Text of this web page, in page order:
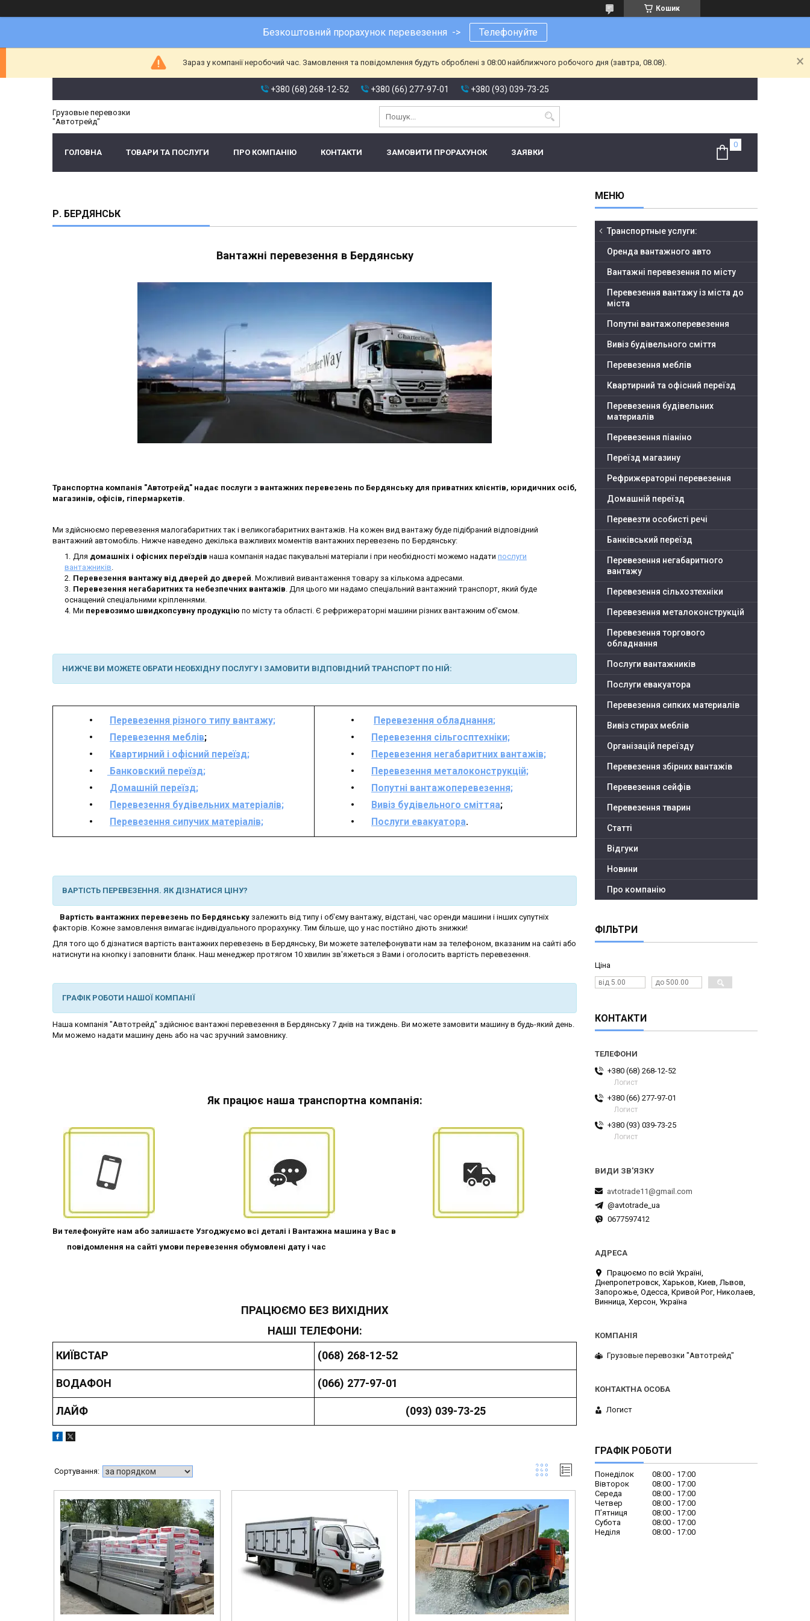
Кошик
Безкоштовний прорахунок перевезення -> Телефонуйте
Зараз у компанії неробочий час. Замовлення та повідомлення будуть оброблені з 08:00 найближчого робочого дня (завтра, 08.08).
+380 (68) 268-12-52 +380 (66) 277-97-01 +380 (93) 039-73-25
Грузовые перевозки
"Автотрейд"
ГОЛОВНА ТОВАРИ ТА ПОСЛУГИ ПРО КОМПАНІЮ КОНТАКТИ ЗАМОВИТИ ПРОРАХУНОК ЗАЯВКИ
Р. БЕРДЯНСЬК
Вантажні перевезення в Бердянську
Транспортна компанія "Автотрейд" надає послуги з вантажних перевезень по Бердянську для приватних клієнтів, юридичних осіб,
магазинів, офісів, гіпермаркетів.
Ми здійснюємо перевезення малогабаритних так і великогабаритних вантажів. На кожен вид вантажу буде підібраний відповідний
вантажний автомобіль. Нижче наведено декілька важливих моментів вантажних перевезень по Бердянську:
Для домашніх і офісних переїздів наша компанія надає пакувальні матеріали і при необхідності можемо надати послуги
вантажників
Перевезення вантажу від дверей до дверей . Можливий вивантаження товару за кількома адресами.
Перевезення негабаритних та небезпечних вантажів . Для цього ми надамо спеціальний вантажний транспорт, який буде
оснащений спеціальними кріпленнями.
Ми перевозимо швидкопсувну продукцію по місту та області. Є рефрижераторні машини різних вантажним об'ємом.
НИЖЧЕ ВИ МОЖЕТЕ ОБРАТИ НЕОБХІДНУ ПОСЛУГУ І ЗАМОВИТИ ВІДПОВІДНИЙ ТРАНСПОРТ ПО НІЙ:
Перевезення різного типу вантажу;
Перевезення меблів;
Квартирний і офісний переїзд;
Банковский переїзд;
Домашній переїзд;
Перевезення будівельних матеріалів;
Перевезення сипучих матеріалів;
Перевезення обладнання;
Перевезення сільгосптехніки;
Перевезення негабаритних вантажів;
Перевезення металоконструкцій;
Попутні вантажоперевезення;
Вивіз будівельного сміттяа;
Послуги евакуатора.
ВАРТІСТЬ ПЕРЕВЕЗЕННЯ. ЯК ДІЗНАТИСЯ ЦІНУ?
Вартість вантажних перевезень по Бердянську залежить від типу і об'єму вантажу, відстані, час оренди машини і інших супутніх
факторів. Кожне замовлення вимагає індивідуального прорахунку. Тим більше, що у нас постійно діють знижки!
Для того що б дізнатися вартість вантажних перевезень в Бердянську, Ви можете зателефонувати нам за телефоном, вказаним на сайті або
натиснути на кнопку і заповнити бланк. Наш менеджер протягом 10 хвилин зв'яжеться з Вами і оголосить вартість перевезення.
ГРАФІК РОБОТИ НАШОЇ КОМПАНІЇ
Наша компанія "Автотрейд" здійснює вантажні перевезення в Бердянську 7 днів на тиждень. Ви можете замовити машину в будь-який день.
Ми можемо надати машину день або на час зручний замовнику.
Як працює наша транспортна компанія:
Ви телефонуйте нам або залишаєте Узгоджуємо всі деталі і Вантажна машина у Вас в
повідомлення на сайті умови перевезення обумовлені дату і час
ПРАЦЮЄМО БЕЗ ВИХІДНИХ
НАШІ ТЕЛЕФОНИ:
КИЇВСТАР
(068) 268-12-52
ВОДАФОН (066) 277-97-01
ЛАЙФ (093) 039-73-25
Транспортные услуги:
Оренда вантажного авто
Вантажні перевезення по місту
Перевезення вантажу із міста до
міста
Попутні вантажоперевезення
Вивіз будівельного сміття
Перевезення меблів
Квартирний та офісний переїзд
Перевезення будівельних
материалів
Перевезення піаніно
Переїзд магазину
Рефрижераторні перевезення
Домашній переїзд
Перевезти особисті речі
Банківський переїзд
Перевезення негабаритного
вантажу
Перевезення сільхозтехніки
Перевезення металоконструкцій
Перевезення торгового
обладнання
Послуги вантажників
Послуги евакуатора
Перевезення сипких материалів
Вивіз стирах меблів
Організацій переїзду
Перевезення збірних вантажів
Перевезення сейфів
Перевезення тварин
Статті
Відгуки
Новини
Про компанію
ФІЛЬТРИ
Ціна
КОНТАКТИ
+380 (68) 268-12-52
Логист
+380 (66) 277-97-01
Логист
+380 (93) 039-73-25
Логист
avtotrade11@gmail.com
@avtotrade_ua
0677597412
Працюємо по всій Україні,
Днепропетровск, Харьков, Киев, Львов,
Запорожье, Одесса, Кривой Рог, Николаев,
Винница, Херсон, Україна
Грузовые перевозки "Автотрейд"
Логист
ГРАФІК РОБОТИ
Понеділок 08:00
17:00
Вівторок
08:00
17:00
Середа
08:00
17:00
Четвер
08:00
17:00
Пʼятниця
08:00
17:00
Субота
08:00
17:00
Неділя
08:00 17:00